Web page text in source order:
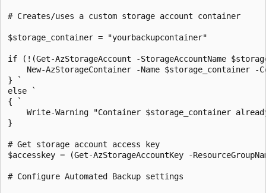
# Creates/uses a custom storage account container
$storage_container = "yourbackupcontainer"
if (!(Get-AzStorageAccount -StorageAccountName
New-AzStorageContainer -Name $storage_container -
} `
else `
{ `
Write-Warning "Container $storage_container
}
# Get storage account access key
$accesskey = (Get-AzStorageAccountKey -
# Configure Automated Backup settings